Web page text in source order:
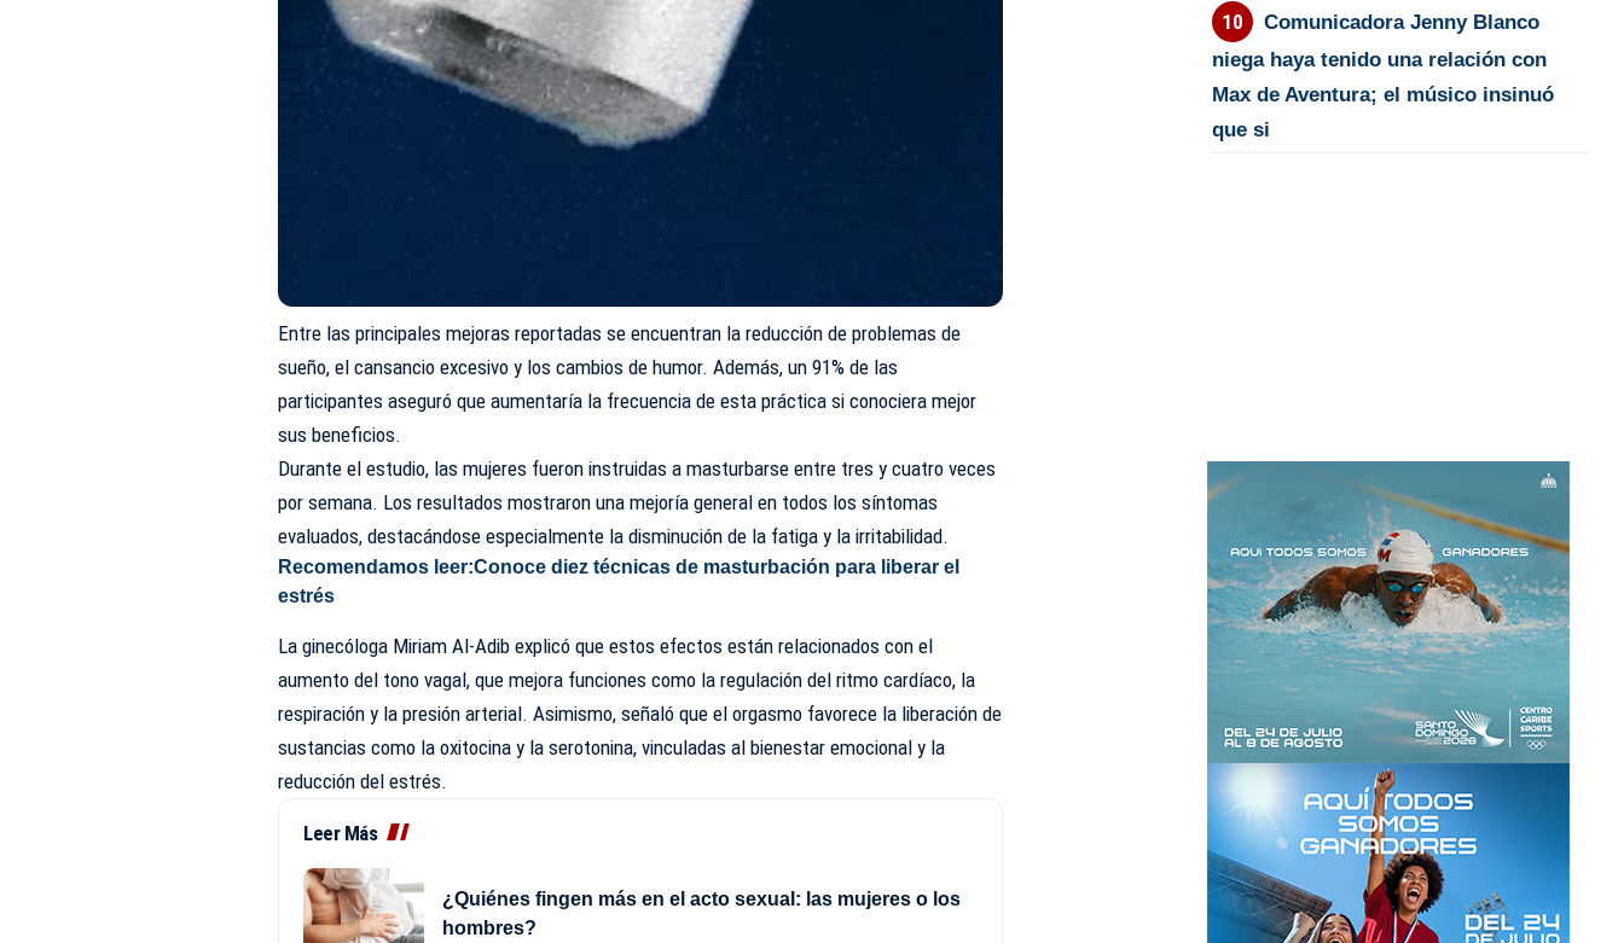
Entre las principales mejoras reportadas se encuentran la reducción de problemas de
sueño, el cansancio excesivo y los cambios de humor. Además, un 91% de las
participantes aseguró que aumentaría la frecuencia de esta práctica si conociera mejor
sus beneficios.
Durante el estudio, las mujeres fueron instruidas a masturbarse entre tres y cuatro veces
por semana. Los resultados mostraron una mejoría general en todos los síntomas
evaluados, destacándose especialmente la disminución de la fatiga y la irritabilidad.
Recomendamos leer:Conoce diez técnicas de masturbación para liberar el
estrés
La ginecóloga Miriam Al-Adib explicó que estos efectos están relacionados con el
aumento del tono vagal, que mejora funciones como la regulación del ritmo cardíaco, la
respiración y la presión arterial. Asimismo, señaló que el orgasmo favorece la liberación de
sustancias como la oxitocina y la serotonina, vinculadas al bienestar emocional y la
reducción del estrés.
Leer Más
¿Quiénes fingen más en el acto sexual: las mujeres o los
hombres?
Comunicadora Jenny Blanco
niega haya tenido una relación con
Max de Aventura; el músico insinuó
que si